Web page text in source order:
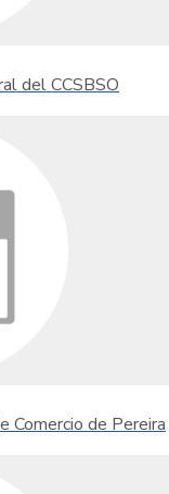
del CCSBSO
Comercio de Pereira